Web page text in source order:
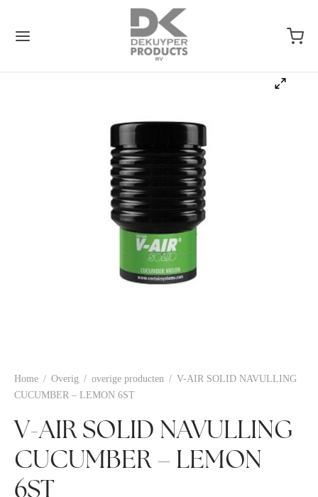
Home / Overig / overige producten / V-AIR SOLID NAVULLING
CUCUMBER – LEMON 6ST
V-AIR SOLID NAVULLING
CUCUMBER – LEMON
6ST